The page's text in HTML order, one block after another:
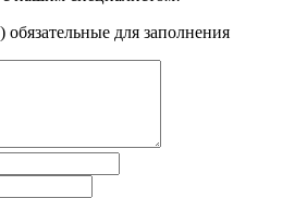
) обязательные для заполнения